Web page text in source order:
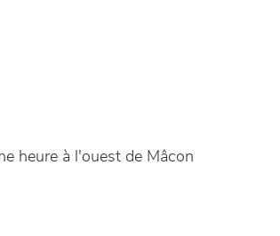
heure à l'ouest de Mâcon